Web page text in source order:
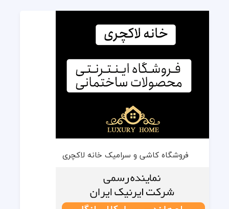
فروشگاه کاشی و سرامیک خانه لاکچری